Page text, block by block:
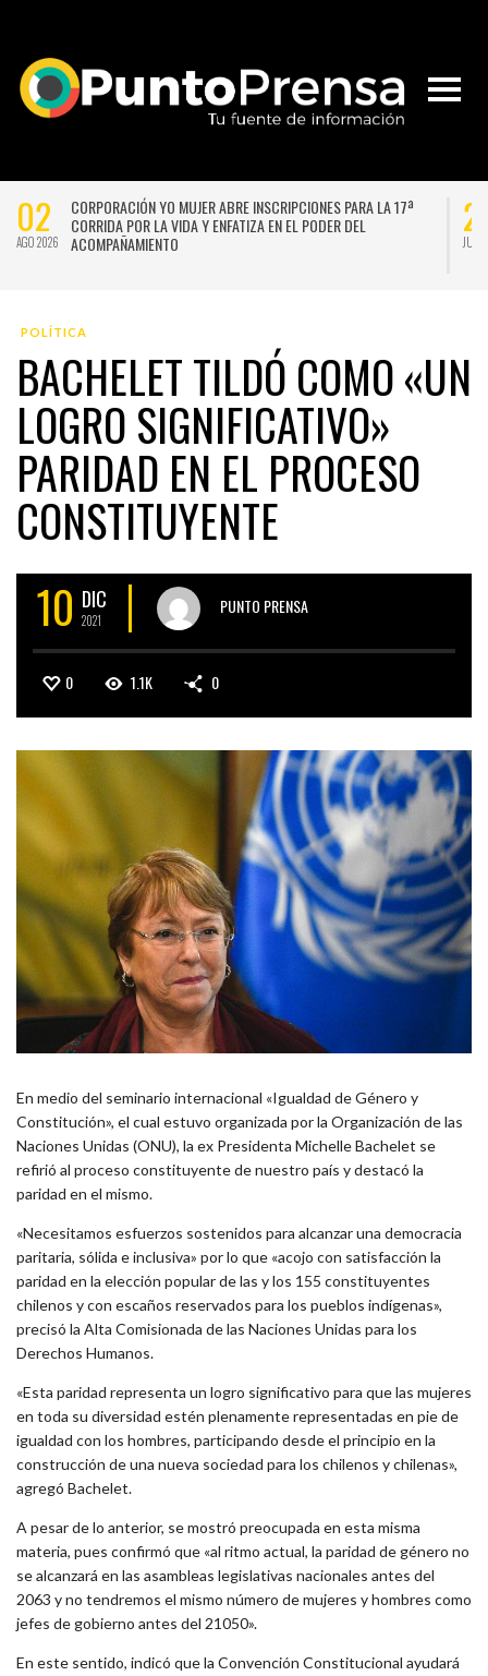
02
AGO 2026
CORPORACIÓN YO MUJER ABRE INSCRIPCIONES PARA LA 17ª
CORRIDA POR LA VIDA Y ENFATIZA EN EL PODER DEL
ACOMPAÑAMIENTO
JUL
POLÍTICA
BACHELET TILDÓ COMO «UN
LOGRO SIGNIFICATIVO»
PARIDAD EN EL PROCESO
CONSTITUYENTE
10 DIC
2021
PUNTO PRENSA
0 1.1K 0
En medio del seminario internacional «Igualdad de Género y
Constitución», el cual estuvo organizada por la Organización de las
Naciones Unidas (ONU), la ex Presidenta Michelle Bachelet se
refirió al proceso constituyente de nuestro país y destacó la
paridad en el mismo.
«Necesitamos esfuerzos sostenidos para alcanzar una democracia
paritaria, sólida e inclusiva» por lo que «acojo con satisfacción la
paridad en la elección popular de las y los 155 constituyentes
chilenos y con escaños reservados para los pueblos indígenas»,
precisó la Alta Comisionada de las Naciones Unidas para los
Derechos Humanos.
«Esta paridad representa un logro significativo para que las mujeres
en toda su diversidad estén plenamente representadas en pie de
igualdad con los hombres, participando desde el principio en la
construcción de una nueva sociedad para los chilenos y chilenas»,
agregó Bachelet.
A pesar de lo anterior, se mostró preocupada en esta misma
materia, pues confirmó que «al ritmo actual, la paridad de género no
se alcanzará en las asambleas legislativas nacionales antes del
2063 y no tendremos el mismo número de mujeres y hombres como
jefes de gobierno antes del 21050».
En este sentido, indicó que la Convención Constitucional ayudará